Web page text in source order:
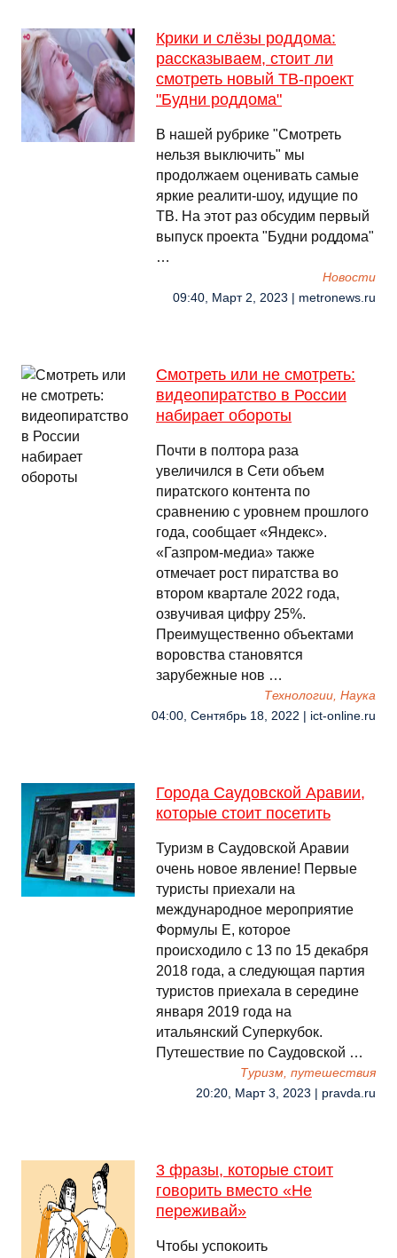
Крики и слёзы роддома:
рассказываем, стоит ли
смотреть новый ТВ-проект
"Будни роддома"
В нашей рубрике "Смотреть
нельзя выключить" мы
продолжаем оценивать самые
яркие реалити-шоу, идущие по
ТВ. На этот раз обсудим первый
выпуск проекта "Будни роддома"
…
Новости
09:40, Март 2, 2023 | metronews.ru
Смотреть или не смотреть:
видеопиратство в России
набирает обороты
Почти в полтора раза
увеличился в Сети объем
пиратского контента по
сравнению с уровнем прошлого
года, сообщает «Яндекс».
«Газпром-медиа» также
отмечает рост пиратства во
втором квартале 2022 года,
озвучивая цифру 25%.
Преимущественно объектами
воровства становятся
зарубежные нов …
Технологии, Наука
04:00, Сентябрь 18, 2022 | ict-online.ru
Города Саудовской Аравии,
которые стоит посетить
Туризм в Саудовской Аравии
очень новое явление! Первые
туристы приехали на
международное мероприятие
Формулы Е, которое
происходило с 13 по 15 декабря
2018 года, а следующая партия
туристов приехала в середине
января 2019 года на
итальянский Суперкубок.
Путешествие по Саудовской …
Туризм, путешествия
20:20, Март 3, 2023 | pravda.ru
3 фразы, которые стоит
говорить вместо «Не
переживай»
Чтобы успокоить